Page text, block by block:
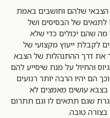
שלהם וחושבים באמת
של הבסיסים ושל
שהם יכולים כדי שלא
לקבלת ייעוץ מקצועי של
את דרך ההתנהלות של הצבא
והחיול על מנת שיסייע להם
הם יהיו הרבה יותר רגועים
בצבא עושים מאמצים לא
שגם תתאים לו וגם תתרום
טובה.